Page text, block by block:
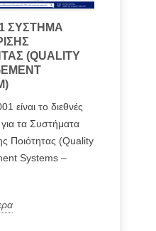
ΣΎΣΤΗΜΑ
(QUALITY
είναι το διεθνές
τα Συστήματα
Ποιότητας (Quality
Systems –